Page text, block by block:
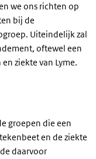
we ons richten op
bij de
Uiteindelijk zal
oftewel een
ziekte van Lyme.
groepen die een
en de ziekte
daarvoor